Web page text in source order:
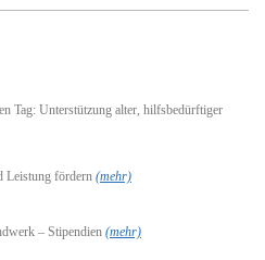
Tag: Unterstützung alter, hilfsbedürftiger
Leistung fördern (mehr)
– Stipendien (mehr)